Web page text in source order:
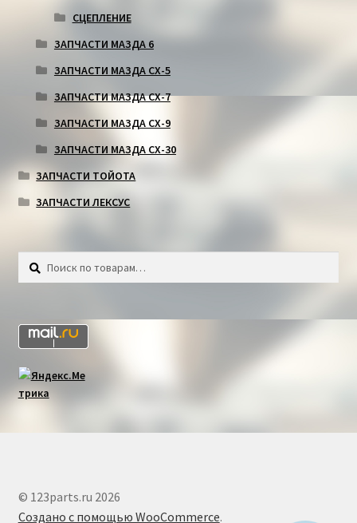
СЦЕПЛЕНИЕ
ЗАПЧАСТИ МАЗДА 6
ЗАПЧАСТИ МАЗДА СХ-5
ЗАПЧАСТИ МАЗДА СХ-7
ЗАПЧАСТИ МАЗДА СХ-9
ЗАПЧАСТИ МАЗДА СХ-30
ЗАПЧАСТИ ТОЙОТА
ЗАПЧАСТИ ЛЕКСУС
Искать:
Поиск
© 123parts.ru 2026
Создано с помощью WooCommerce.